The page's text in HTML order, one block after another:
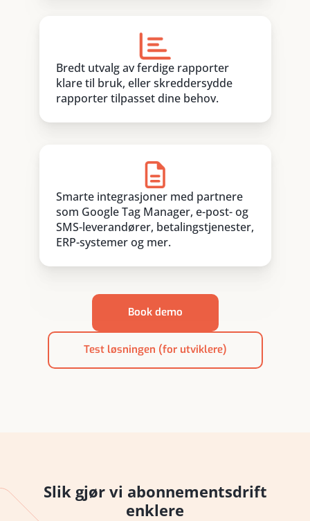
Bredt utvalg av ferdige rapporter
klare til bruk, eller skreddersydde
rapporter tilpasset dine behov.
Smarte integrasjoner med partnere
som Google Tag Manager, e-post- og
SMS-leverandører, betalingstjenester,
ERP-systemer og mer.
Book demo
Test løsningen (for utviklere)
Slik gjør vi abonnementsdrift
enklere